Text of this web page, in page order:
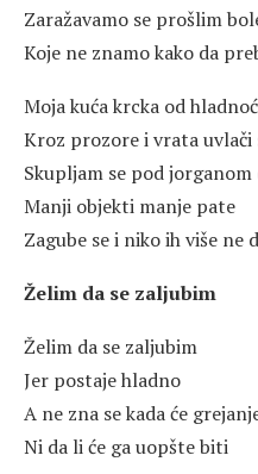
Zaražavamo se prošlim
Koje ne znamo kako da
Moja kuća krcka od
Kroz prozore i vrata uvlači
Skupljam se pod
Manji objekti manje pate
Zagube se i niko ih više ne
Želim da se zaljubim
Želim da se zaljubim
Jer postaje hladno
A ne zna se kada će
Ni da li će ga uopšte biti